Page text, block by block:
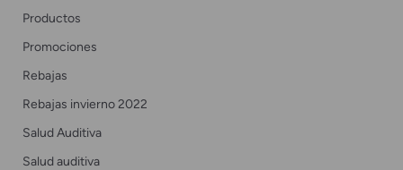
Productos
Promociones
Rebajas
Rebajas invierno 2022
Salud Auditiva
Salud auditiva